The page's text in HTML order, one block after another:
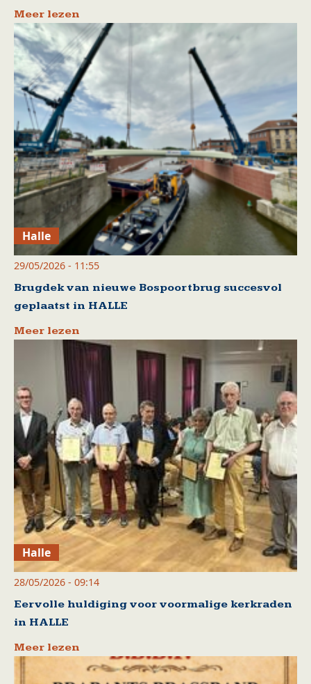
Meer lezen
Halle
29/05/2026 - 11:55
Brugdek van nieuwe Bospoortbrug succesvol
geplaatst in HALLE
Meer lezen
Halle
28/05/2026 - 09:14
Eervolle huldiging voor voormalige kerkraden
in HALLE
Meer lezen